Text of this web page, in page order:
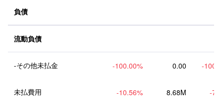
負債
流動負債
-その他未払金 -100.00% 0.00 -
未払費用 -10.56% 8.68M -